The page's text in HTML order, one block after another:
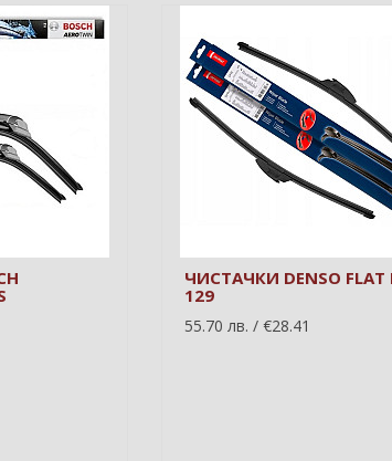
ЧИСТАЧКИ DENSO FLAT
129
55.70 лв. / €28.41